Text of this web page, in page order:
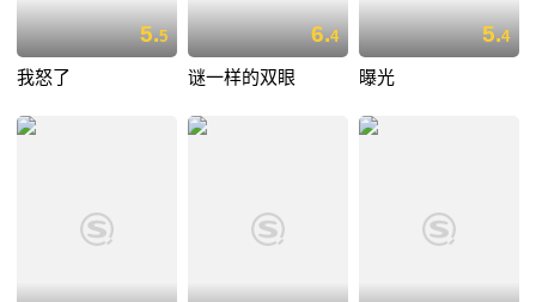
5.5
我怒了
6.4
谜一样的双眼
5.4
曝光